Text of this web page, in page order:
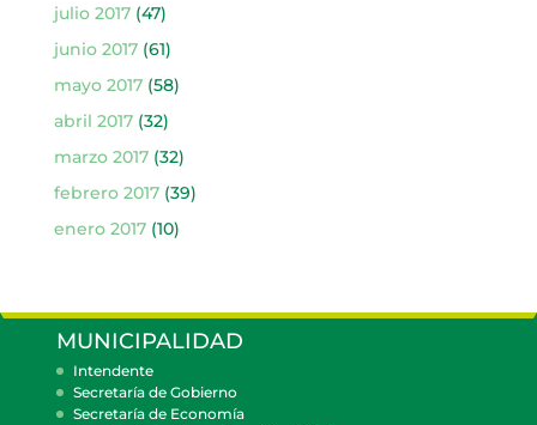
julio 2017(47)
junio 2017(61)
mayo 2017(58)
abril 2017(32)
marzo 2017(32)
febrero 2017(39)
enero 2017(10)
MUNICIPALIDAD
Intendente
Secretaría de Gobierno
Secretaría de Economía